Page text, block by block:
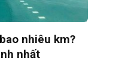
nhiêu km?
nhất